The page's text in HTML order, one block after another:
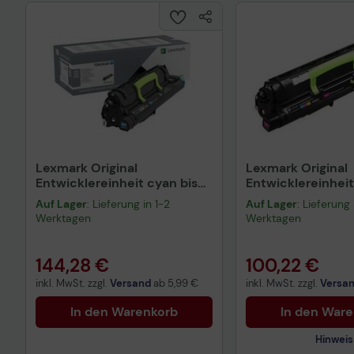
Lexmark Original
Entwicklereinheit cyan bis
zu 300.000 Seiten
(72K0D20) für CS82x, CX8xx
Auf Lager: Lieferung in 1-2
Werktagen
144,28 €
inkl. MwSt. zzgl. Versand ab 5,99 €
In den Warenkorb
Lexmark Original
bis zu 300.000
(72K0D30) für
Auf Lager: Lieferung
Werktagen
100,22 €
inkl. MwSt. zzgl.
In den
Hinweis